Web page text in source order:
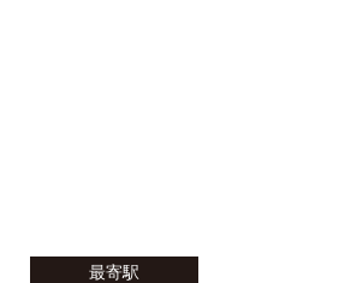
最寄駅